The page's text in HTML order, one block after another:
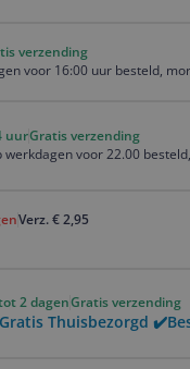
verzending
voor 16:00 uur besteld,
uurGratis verzending
werkdagen voor 22.00
Verz. € 2,95
2 dagenGratis verzending
Thuisbezorgd